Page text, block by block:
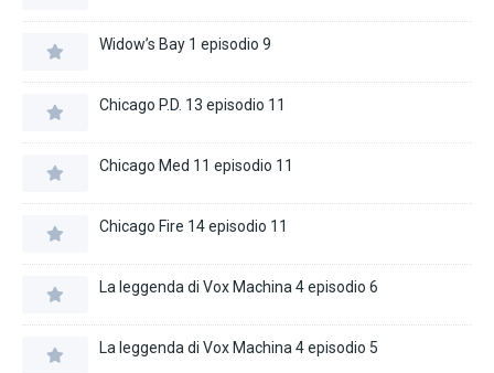
Widow’s Bay 1 episodio 9
Chicago P.D. 13 episodio 11
Chicago Med 11 episodio 11
Chicago Fire 14 episodio 11
La leggenda di Vox Machina 4 episodio 6
La leggenda di Vox Machina 4 episodio 5